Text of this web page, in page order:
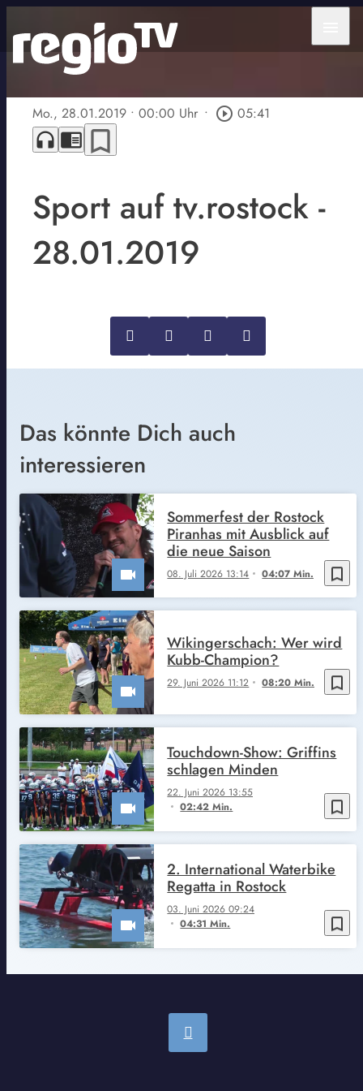
Mo., 28.01.2019 • 00:00 Uhr • play_circle_outline 05:41
headphones chrome_reader_mode bookmark_border
Sport auf tv.rostock -
28.01.2019
Das könnte Dich auch
interessieren
bookmark_border
08. Juli 2026 13:14 04:07 Min.
Sommerfest der Rostock
Piranhas mit Ausblick auf
die neue Saison
bookmark_border
29. Juni 2026 11:12 08:20 Min.
Wikingerschach: Wer wird
Kubb-Champion?
bookmark_border
22. Juni 2026 13:55
02:42 Min.
Touchdown-Show: Griffins
schlagen Minden
bookmark_border
03. Juni 2026 09:24
04:31 Min.
2. International Waterbike
Regatta in Rostock